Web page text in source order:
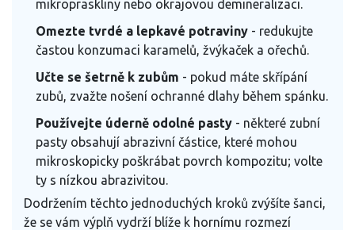
mikropraskliny nebo okrajovou demineralizaci.
Omezte tvrdé a lepkavé potraviny - redukujte
častou konzumaci karamelů, žvýkaček a ořechů.
Učte se šetrně k zubům - pokud máte skřípání
zubů, zvažte nošení ochranné dlahy během spánku.
Používejte úderně odolné pasty - některé zubní
pasty obsahují abrazivní částice, které mohou
mikroskopicky poškrábat povrch kompozitu; volte
ty s nízkou abrazivitou.
Dodržením těchto jednoduchých kroků zvýšíte šanci,
že se vám výplň vydrží blíže k hornímu rozmezí